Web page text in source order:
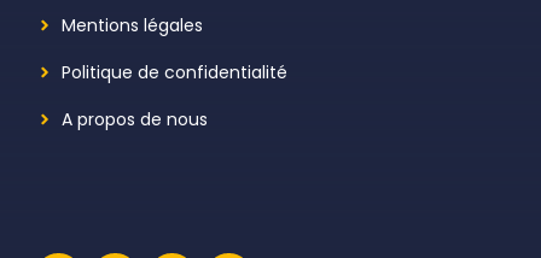
Mentions légales
Politique de confidentialité
A propos de nous